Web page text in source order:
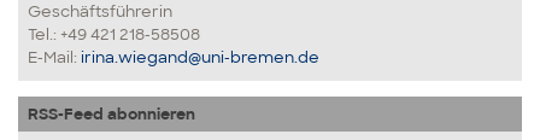
Geschäftsführerin
Tel.: +49 421 218-58508
E-Mail: irina.wiegand@uni-bremen.de
RSS-Feed abonnieren